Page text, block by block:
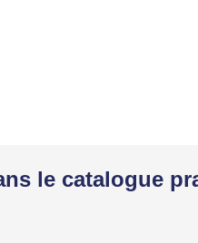
le catalogue